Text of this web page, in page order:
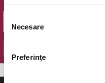
consimțământului
Necesare
Preferinţe